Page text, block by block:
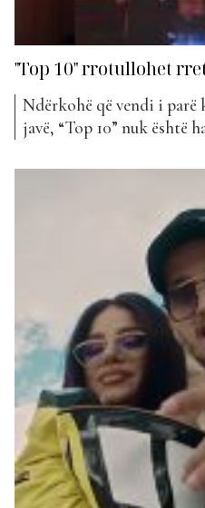
"Top 10" rrotullohet
Ndërkohë që vendi i parë
javë, “Top 10” nuk është
vetëm dy hyrje të reja
mbetet e njëjtë, duke
pozicione. Në vendin...